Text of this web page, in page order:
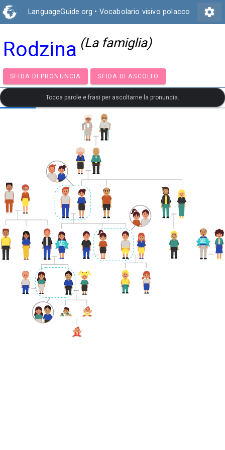
LanguageGuide.org • Vocabolario visivo polacco settings
Rodzina (La famiglia)
SFIDA DI PRONUNCIA SFIDA DI ASCOLTO
Tocca parole e frasi per ascoltarne la pronuncia.